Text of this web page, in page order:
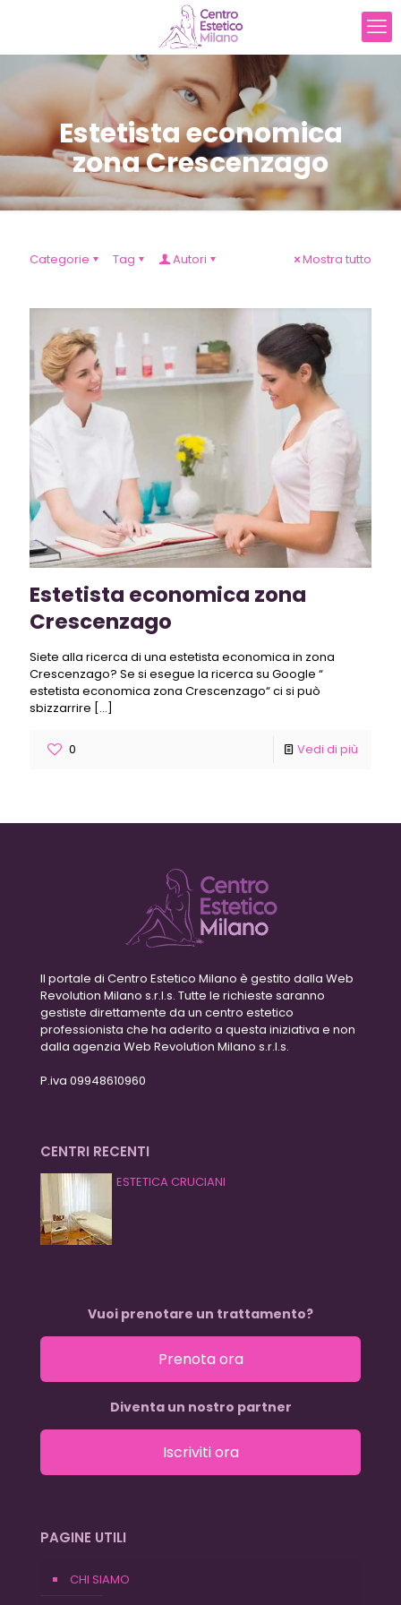
Estetista economica
zona Crescenzago
Categorie Tag Autori Mostra tutto
Estetista economica zona
Crescenzago
Siete alla ricerca di una estetista economica in zona
Crescenzago? Se si esegue la ricerca su Google “
estetista economica zona Crescenzago“ ci si può
sbizzarrire […]
0 Vedi di più
Il portale di Centro Estetico Milano è gestito dalla Web
Revolution Milano s.r.l.s. Tutte le richieste saranno
gestiste direttamente da un centro estetico
professionista che ha aderito a questa iniziativa e non
dalla agenzia Web Revolution Milano s.r.l.s.
P.iva 09948610960
CENTRI RECENTI
ESTETICA CRUCIANI
Vuoi prenotare un trattamento?
Prenota ora
Diventa un nostro partner
Iscriviti ora
PAGINE UTILI
CHI SIAMO